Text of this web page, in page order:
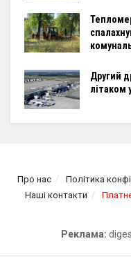
Другий
літаком
Про нас Політика
Наші контакти
Реклама: